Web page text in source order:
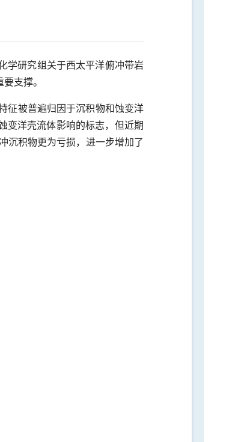
学研究组关于西太平洋俯冲带岩
支撑。
征被普遍归因于沉积物和蚀变洋
变洋壳流体影响的标志，但近期
沉积物更为亏损，进一步增加了